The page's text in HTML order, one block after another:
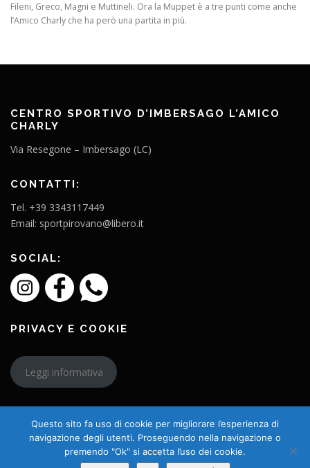
Fileni, Greco, Magni e Muttineli. Ora la Muppet è a tre punti come anche
l’Amico Charly che ha però una partita in più.
CENTRO SPORTIVO D’IMBERSAGO L’AMICO
CHARLY
Via Resegone – Imbersago (LC)
CONTATTI:
Tel. +39 3343117449
Email: sportpirovano@libero.it
SOCIAL:
PRIVACY E COOKIE
Leggi informativa
Copyright © 2026 L'Amico Charly
Questo sito fa uso di cookie per migliorare l’esperienza di
navigazione degli utenti. Proseguendo nella navigazione o
premendo "Ok" si accetta l’uso dei cookie.